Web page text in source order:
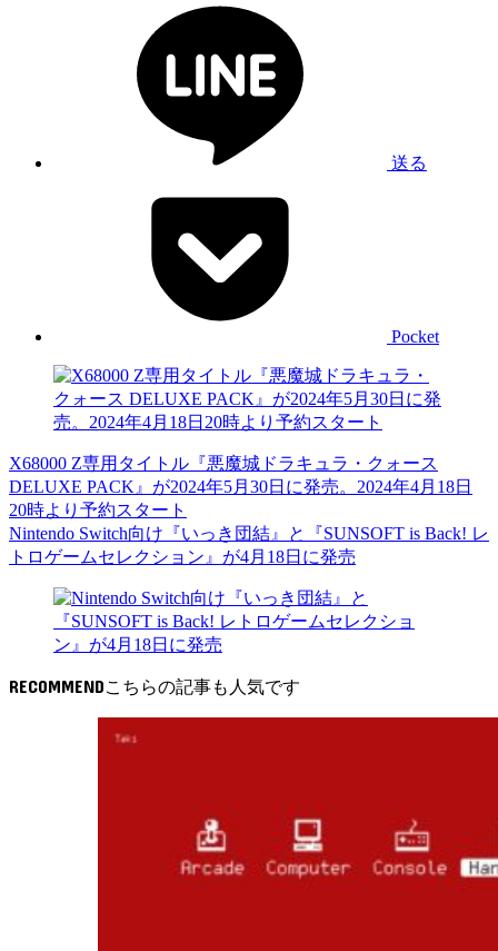
送る
Pocket
X68000 Z専用タイトル『悪魔城ドラキュラ・クォース
DELUXE PACK』が2024年5月30日に発売。2024年4月18日
20時より予約スタート
Nintendo Switch向け『いっき団結』と『SUNSOFT is Back! レ
トロゲームセレクション』が4月18日に発売
RECOMMEND